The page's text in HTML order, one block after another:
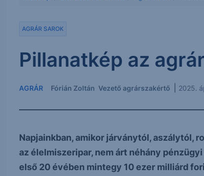
AGRÁR SAROK
Pillanatkép az
AGRÁR Fórián Zoltán Vezető agrárszakértő 2025.
Napjainkban, amikor járványtól, aszálytól,
az élelmiszeripar, nem árt néhány
első 20 évében mintegy 10 ezer milliárd